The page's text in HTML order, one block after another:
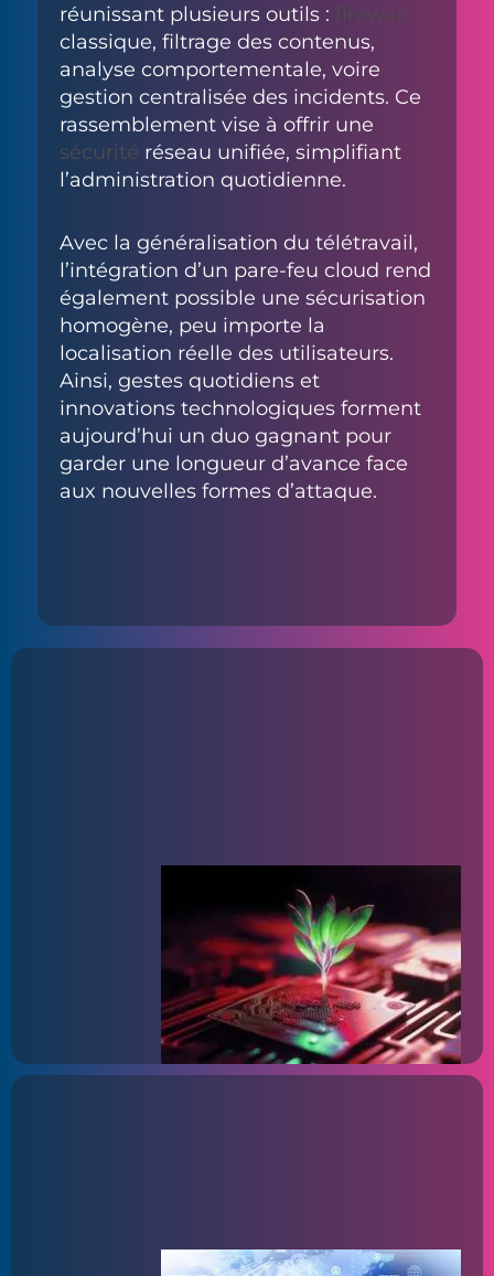
réunissant plusieurs outils : firewall
classique, filtrage des contenus,
analyse comportementale, voire
gestion centralisée des incidents. Ce
rassemblement vise à offrir une
sécurité réseau unifiée, simplifiant
l’administration quotidienne.
Avec la généralisation du télétravail,
l’intégration d’un pare-feu cloud rend
également possible une sécurisation
homogène, peu importe la
localisation réelle des utilisateurs.
Ainsi, gestes quotidiens et
innovations technologiques forment
aujourd’hui un duo gagnant pour
garder une longueur d’avance face
aux nouvelles formes d’attaque.